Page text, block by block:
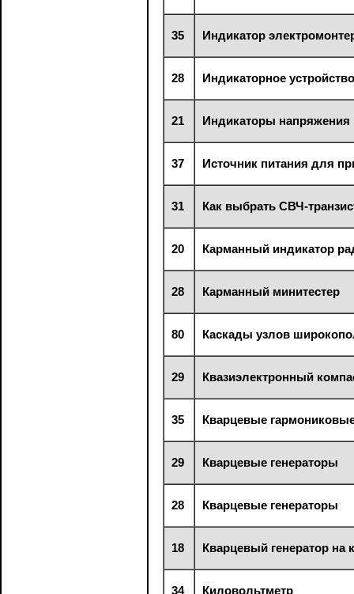
35 Индикатор
28 Индикаторное
21 Индикаторы напряжения
37 Источник питания для
31 Как выбрать СВЧ-
20 Карманный индикатор
28 Карманный минитестер
80 Каскады узлов
29 Квазиэлектронный
35 Кварцевые
29 Кварцевые генераторы
28 Кварцевые генераторы
18 Кварцевый генератор на
34 Киловольтметр